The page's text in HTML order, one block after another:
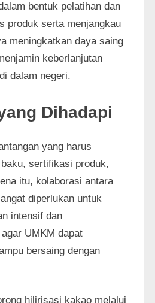
bentuk pelatihan dan
produk serta menjangkau
meningkatkan daya saing
keberlanjutan
dalam negeri.
Dihadapi
yang harus
sertifikasi produk,
itu, kolaborasi antara
diperlukan untuk
intensif dan
UMKM dapat
bersaing dengan
hilirisasi kakao melalui